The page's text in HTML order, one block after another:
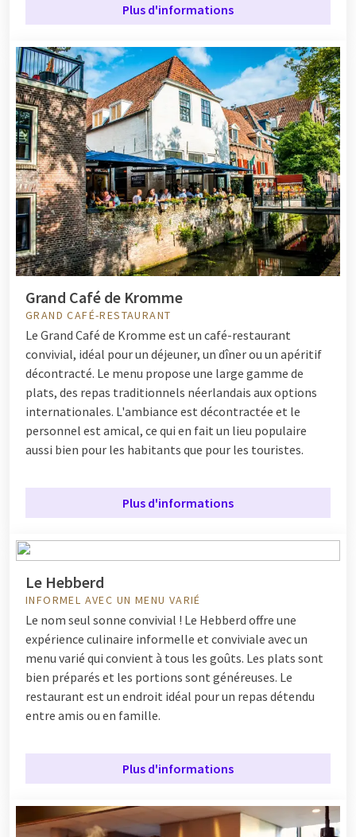
Plus d'informations
Grand Café de Kromme
GRAND CAFÉ-RESTAURANT
Le Grand Café de Kromme est un café-restaurant
convivial, idéal pour un déjeuner, un dîner ou un apéritif
décontracté. Le menu propose une large gamme de
plats, des repas traditionnels néerlandais aux options
internationales. L'ambiance est décontractée et le
personnel est amical, ce qui en fait un lieu populaire
aussi bien pour les habitants que pour les touristes.
Plus d'informations
Le Hebberd
INFORMEL AVEC UN MENU VARIÉ
Le nom seul sonne convivial ! Le Hebberd offre une
expérience culinaire informelle et conviviale avec un
menu varié qui convient à tous les goûts. Les plats sont
bien préparés et les portions sont généreuses. Le
restaurant est un endroit idéal pour un repas détendu
entre amis ou en famille.
Plus d'informations